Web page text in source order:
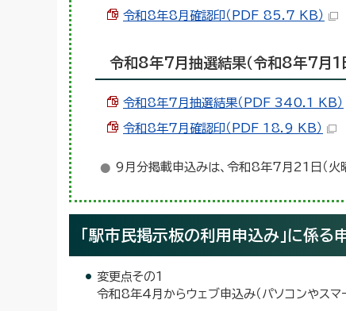
令和8年8月確認印（PDF 85.7 KB）
令和8年7月抽選結果（令和8年7月1
令和8年7月抽選結果（PDF 340.1 KB）
令和8年7月確認印（PDF 18.9 KB）
9月分掲載申込みは、令和8年7月21日（火
「駅市民掲示板の利用申込み」に係る
変更点その1
令和8年4月からウェブ申込み（パソコンやスマ